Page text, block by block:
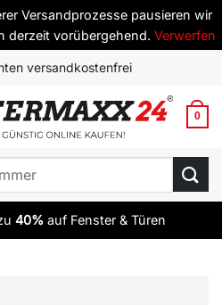
Versandprozesse pausieren wir
derzeit vorübergehend. Verwerfen
versandkostenfrei
0
40% auf Fenster & Türen